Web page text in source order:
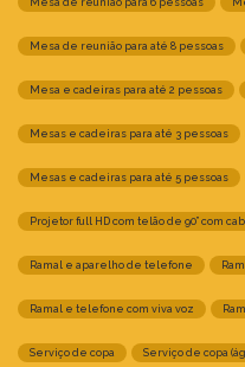
Mesa de reunião para até 8 pessoas
Mesa e cadeiras para até 2 pessoas
Mesas e cadeiras para até 3 pessoas
Mesas e cadeiras para até 5 pessoas
Projetor full HD com telão de 90” com
Ramal e aparelho de telefone
Ramal e telefone com viva voz
Serviço de copa Serviço de copa